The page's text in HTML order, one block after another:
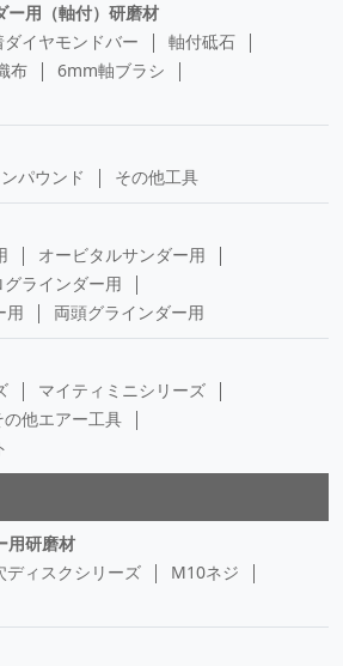
ー用（軸付）研磨材
ダイヤモンドバー
軸付砥石
布
6mm軸ブラシ
パウンド その他工具
オービタルサンダー用
グラインダー用
用
両頭グラインダー用
マイティミニシリーズ
の他エアー工具
用研磨材
ディスクシリーズ
M10ネジ